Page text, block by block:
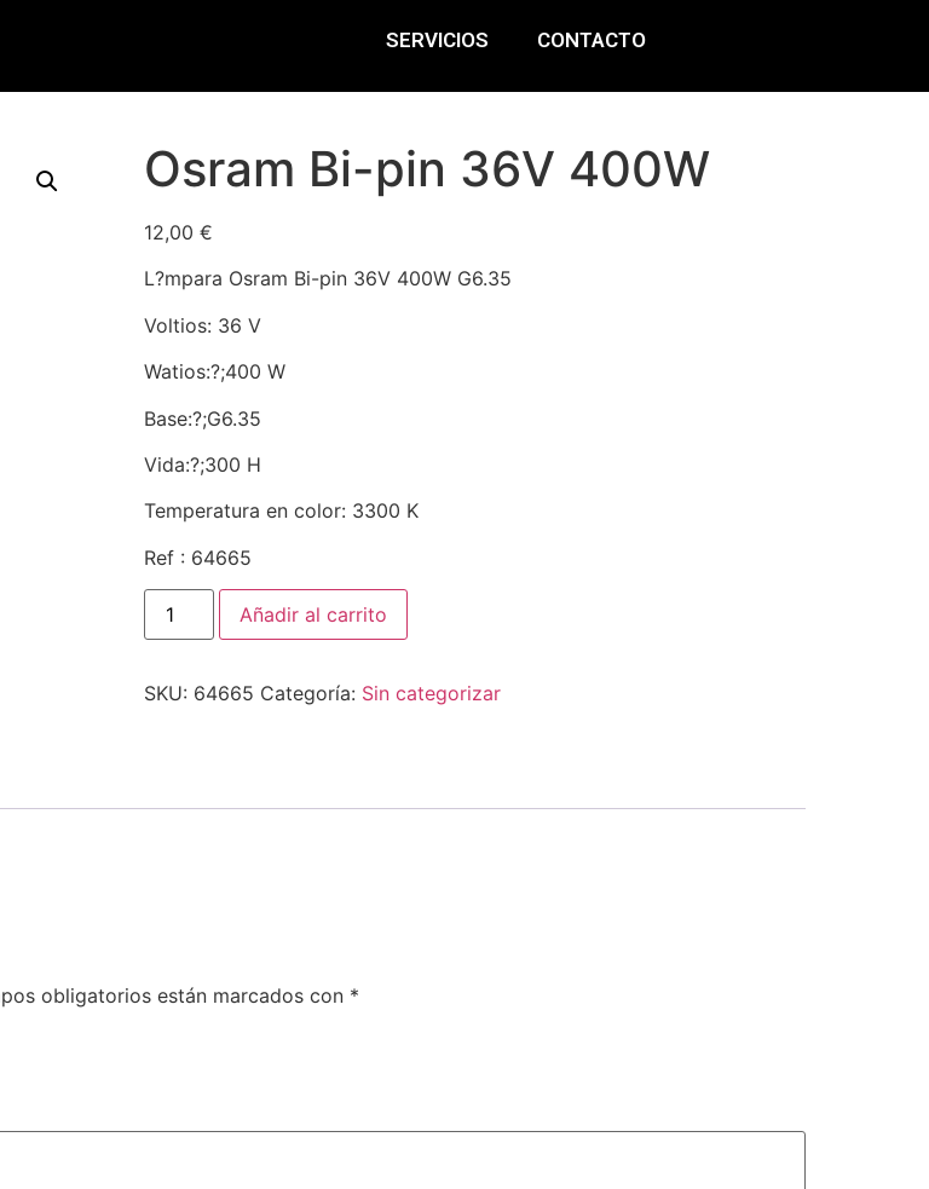
SERVICIOS CONTACTO
Osram Bi-pin 36V 400W
12,00 €
L?mpara Osram Bi-pin 36V 400W G6.35
Voltios: 36 V
Watios:?;400 W
Base:?;G6.35
Vida:?;300 H
Temperatura en color: 3300 K
Ref : 64665
Añadir al carrito
SKU: 64665 Categoría: Sin categorizar
obligatorios están marcados con *